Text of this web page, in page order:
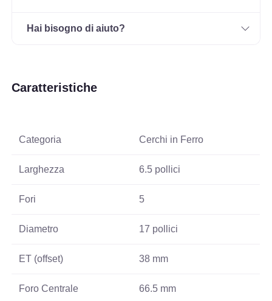
Hai bisogno di aiuto?
Caratteristiche
Categoria Cerchi in Ferro
Larghezza 6.5 pollici
Fori 5
Diametro 17 pollici
ET (offset) 38 mm
Foro Centrale 66.5 mm